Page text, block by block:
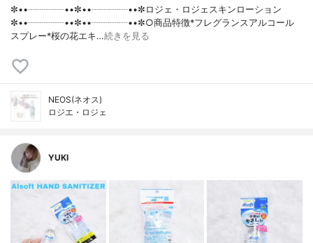
✼••┈┈┈┈••✼••┈┈┈┈••✼ロジェ・ロジェスキンローション
✼••┈┈┈┈••✼••┈┈┈┈••✼○商品特徴*フレグランスアルコール
スプレー*桜の花エキ…続きを見る
NEOS(ネオス)
ロジエ・ロジェ
YUKI